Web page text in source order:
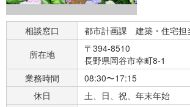
相談窓口
都市計画課 建築・住宅担
所在地
〒394-8510
長野県岡谷市幸町8-1
業務時間
08:30〜17:15
休日
土、日、祝、年末年始